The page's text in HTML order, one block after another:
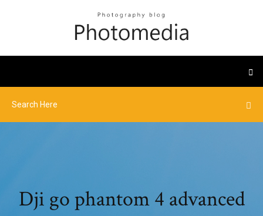
Dji go phantom 4 advanced